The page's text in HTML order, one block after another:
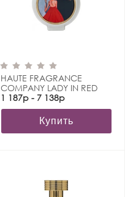
HAUTE FRAGRANCE
COMPANY LADY IN RED
1 187р - 7 138р
Купить